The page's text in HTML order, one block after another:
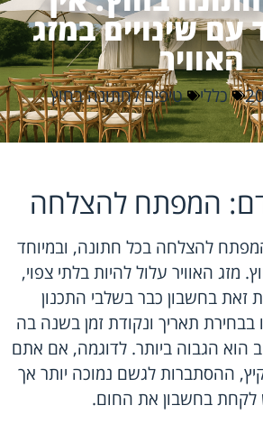
שינויים במזג
האוויר
כללי טיפים לחתונה בחוץ
המפתח להצלחה
להצלחה בכל חתונה, ובמיוחד
מזג האוויר עלול להיות בלתי צפוי,
זאת בחשבון כבר בשלבי התכנון
בבחירת תאריך ונקודת זמן בשנה בה
הוא הגבוה ביותר. לדוגמה, אם אתם
ההסתברות לגשם נמוכה יותר אך
לקחת בחשבון את החום.